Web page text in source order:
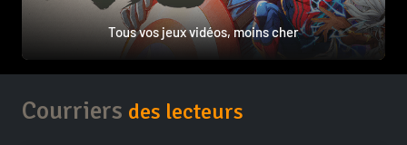
Tous vos jeux vidéos, moins cher
Courriers des lecteurs